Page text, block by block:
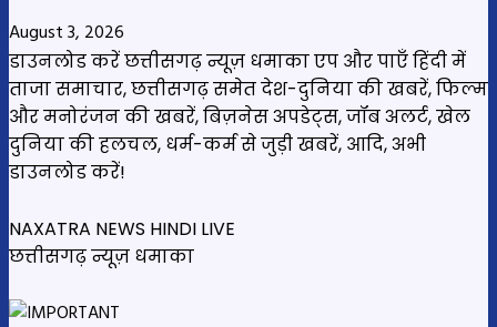
August 3, 2026
डाउनलोड करें छत्तीसगढ़ न्यूज़ धमाका एप और पाएँ हिंदी में
ताजा समाचार, छत्तीसगढ़ समेत देश-दुनिया की खबरें, फिल्म
और मनोरंजन की खबरें, बिज़नेस अपडेट्स, जॉब अलर्ट, खेल
दुनिया की हलचल, धर्म-कर्म से जुड़ी खबरें, आदि, अभी
डाउनलोड करें!
NAXATRA NEWS HINDI LIVE
छत्तीसगढ़ न्यूज़ धमाका